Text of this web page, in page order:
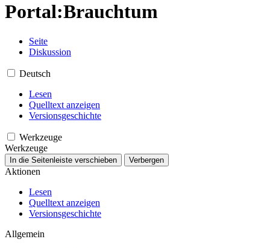
Portal:Brauchtum
Seite
Diskussion
Deutsch
Lesen
Quelltext anzeigen
Versionsgeschichte
Werkzeuge
Werkzeuge
In die Seitenleiste verschieben Verbergen
Aktionen
Lesen
Quelltext anzeigen
Versionsgeschichte
Allgemein